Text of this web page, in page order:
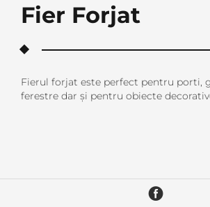
Fier Forjat
Fierul forjat este perfect pentru porti,
ferestre dar și pentru obiecte